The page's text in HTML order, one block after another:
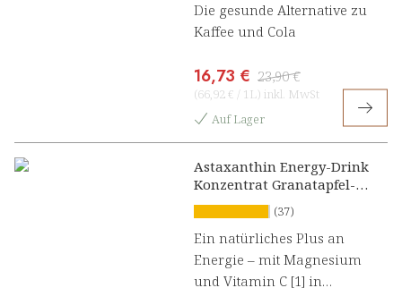
Die gesunde Alternative zu
Kaffee und Cola
16,73 € 23,90 €
(66,92 € / 1L) inkl. MwSt
Auf Lager
Astaxanthin Energy-Drink
Konzentrat Granatapfel-
Johannisbeere(37)
Ein natürliches Plus an
Energie – mit Magnesium
und Vitamin C [1] in